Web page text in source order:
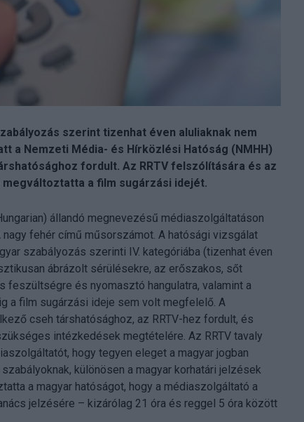
szerint tizenhat éven aluliaknak nem
a Nemzeti Média- és Hírközlési Hatóság (NMHH)
fordult. Az RRTV felszólítására és az
a film sugárzási idejét.
állandó megnevezésű médiaszolgáltatáson
fehér című műsorszámot. A hatósági vizsgálat
szabályozás szerinti IV. kategóriába (tizenhat éven
ábrázolt sérülésekre, az erőszakos, sőt
és nyomasztó hangulatra, valamint a
a film sugárzási ideje sem volt megfelelő. A
cseh társhatósághoz, az RRTV-hez fordult, és
intézkedések megtételére. Az RRTV tavaly
hogy tegyen eleget a magyar jogban
különösen a magyar korhatári jelzések
a magyar hatóságot, hogy a médiaszolgáltató a
jelzésére – kizárólag 21 óra és reggel 5 óra között